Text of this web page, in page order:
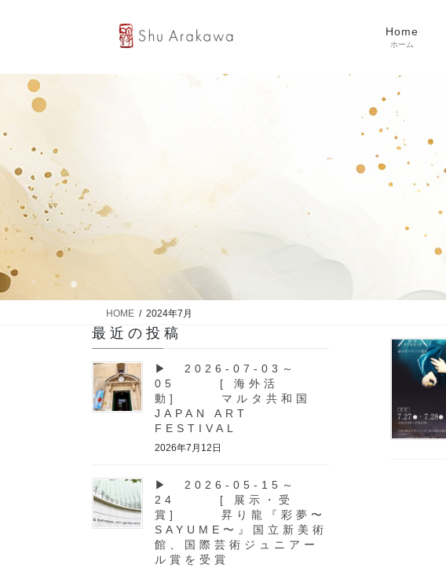
キ
プ
に
動
Home
ホーム
HOME 2024年7月
最近の投稿
▶ 2026-07-03～
05 [ 海外活
動] マルタ共和国
JAPAN ART
FESTIVAL
2026年7月12日
▶ 2026-05-15～
24 [ 展示・受
賞] 昇り龍『彩夢〜
SAYUME〜』国立新美術
館、国際芸術ジュニアー
ル賞を受賞